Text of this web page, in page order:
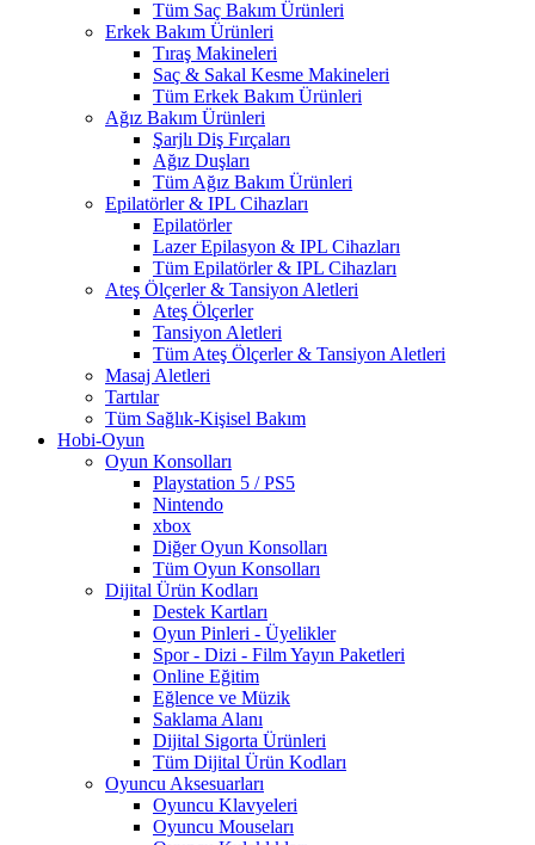
Tüm Saç Bakım Ürünleri
Erkek Bakım Ürünleri
Tıraş Makineleri
Saç & Sakal Kesme Makineleri
Tüm Erkek Bakım Ürünleri
Ağız Bakım Ürünleri
Şarjlı Diş Fırçaları
Ağız Duşları
Tüm Ağız Bakım Ürünleri
Epilatörler & IPL Cihazları
Epilatörler
Lazer Epilasyon & IPL Cihazları
Tüm Epilatörler & IPL Cihazları
Ateş Ölçerler & Tansiyon Aletleri
Ateş Ölçerler
Tansiyon Aletleri
Tüm Ateş Ölçerler & Tansiyon Aletleri
Masaj Aletleri
Tartılar
Tüm Sağlık-Kişisel Bakım
Hobi-Oyun
Oyun Konsolları
Playstation 5 / PS5
Nintendo
xbox
Diğer Oyun Konsolları
Tüm Oyun Konsolları
Dijital Ürün Kodları
Destek Kartları
Oyun Pinleri - Üyelikler
Spor - Dizi - Film Yayın Paketleri
Online Eğitim
Eğlence ve Müzik
Saklama Alanı
Dijital Sigorta Ürünleri
Tüm Dijital Ürün Kodları
Oyuncu Aksesuarları
Oyuncu Klavyeleri
Oyuncu Mouseları